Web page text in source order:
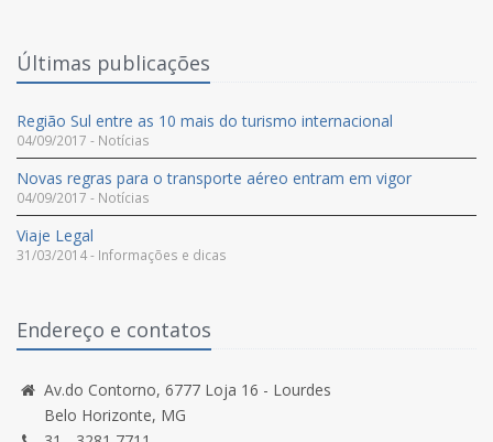
Últimas publicações
Região Sul entre as 10 mais do turismo internacional
04/09/2017 - Notícias
Novas regras para o transporte aéreo entram em vigor
04/09/2017 - Notícias
Viaje Legal
31/03/2014 - Informações e dicas
Endereço e contatos
Av.do Contorno, 6777 Loja 16 - Lourdes
Belo Horizonte, MG